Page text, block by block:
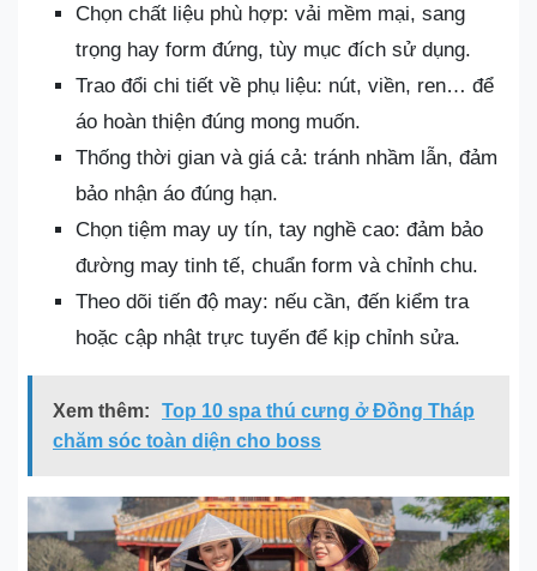
Chọn chất liệu phù hợp: vải mềm mại, sang
trọng hay form đứng, tùy mục đích sử dụng.
Trao đổi chi tiết về phụ liệu: nút, viền, ren… để
áo hoàn thiện đúng mong muốn.
Thống thời gian và giá cả: tránh nhầm lẫn, đảm
bảo nhận áo đúng hạn.
Chọn tiệm may uy tín, tay nghề cao: đảm bảo
đường may tinh tế, chuẩn form và chỉnh chu.
Theo dõi tiến độ may: nếu cần, đến kiểm tra
hoặc cập nhật trực tuyến để kịp chỉnh sửa.
Xem thêm:
Top 10 spa thú cưng ở Đồng Tháp
chăm sóc toàn diện cho boss